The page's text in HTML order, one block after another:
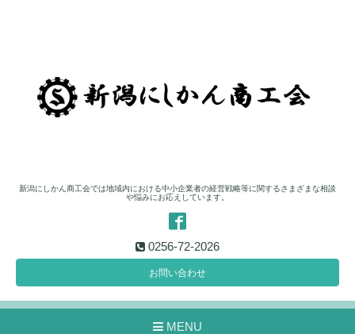
新潟にしかん商工会では地域内における中小企業者の経営戦略等に関するさまざまな相談
や悩みにお応えしています。
0256-72-2026
お問い合わせ
MENU